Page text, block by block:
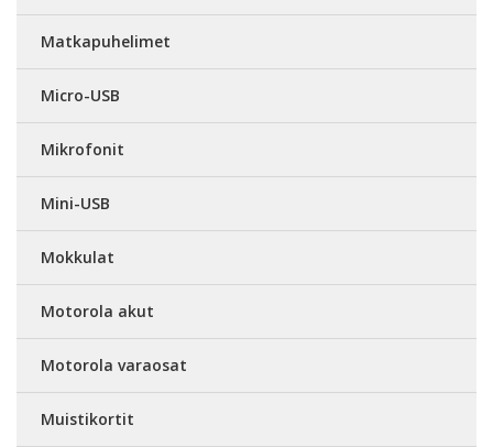
Matkapuhelimet
Micro-USB
Mikrofonit
Mini-USB
Mokkulat
Motorola akut
Motorola varaosat
Muistikortit